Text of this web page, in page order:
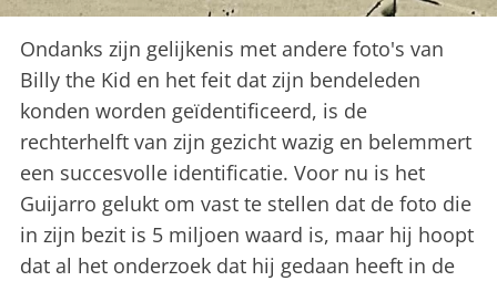
Ondanks zijn gelijkenis met andere foto's van
Billy the Kid en het feit dat zijn bendeleden
konden worden geïdentificeerd, is de
rechterhelft van zijn gezicht wazig en belemmert
een succesvolle identificatie. Voor nu is het
Guijarro gelukt om vast te stellen dat de foto die
in zijn bezit is 5 miljoen waard is, maar hij hoopt
dat al het onderzoek dat hij gedaan heeft in de